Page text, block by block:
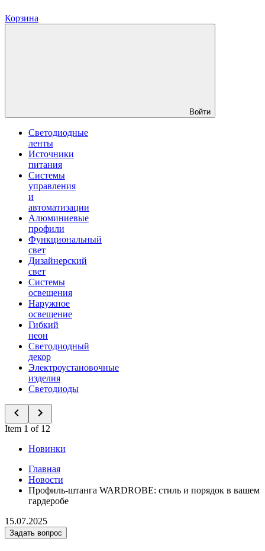
Корзина
Войти
Светодиодные
ленты
Источники
питания
Системы
управления
и
автоматизации
Алюминиевые
профили
Функциональный
свет
Дизайнерский
свет
Системы
освещения
Наружное
освещение
Гибкий
неон
Светодиодный
декор
Электроустановочные
изделия
Светодиоды
Item 1 of 12
Новинки
Главная
Новости
Профиль-штанга WARDROBE: стиль и порядок в вашем
гардеробе
15.07.2025
Задать вопрос